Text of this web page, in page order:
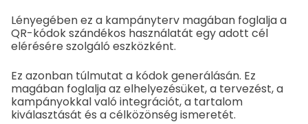
Lényegében ez a kampányterv magában foglalja a
QR-kódok szándékos használatát egy adott cél
elérésére szolgáló eszközként.
Ez azonban túlmutat a kódok generálásán. Ez
magában foglalja az elhelyezésüket, a tervezést, a
kampányokkal való integrációt, a tartalom
kiválasztását és a célközönség ismeretét.